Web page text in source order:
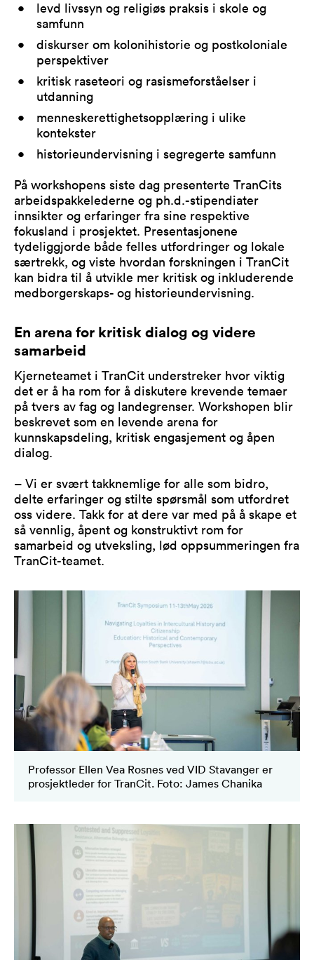
levd livssyn og religiøs praksis i skole og
samfunn
diskurser om kolonihistorie og postkoloniale
perspektiver
kritisk raseteori og rasismeforståelser i
utdanning
menneskerettighetsopplæring i ulike
kontekster
historieundervisning i segregerte samfunn
På workshopens siste dag presenterte TranCits
arbeidspakkelederne og ph.d.-stipendiater
innsikter og erfaringer fra sine respektive
fokusland i prosjektet. Presentasjonene
tydeliggjorde både felles utfordringer og lokale
særtrekk, og viste hvordan forskningen i TranCit
kan bidra til å utvikle mer kritisk og inkluderende
medborgerskaps- og historieundervisning.
En arena for kritisk dialog og videre
samarbeid
Kjerneteamet i TranCit understreker hvor viktig
det er å ha rom for å diskutere krevende temaer
på tvers av fag og landegrenser. Workshopen blir
beskrevet som en levende arena for
kunnskapsdeling, kritisk engasjement og åpen
dialog.
– Vi er svært takknemlige for alle som bidro,
delte erfaringer og stilte spørsmål som utfordret
oss videre. Takk for at dere var med på å skape et
så vennlig, åpent og konstruktivt rom for
samarbeid og utveksling, lød oppsummeringen fra
TranCit-teamet.
Professor Ellen Vea Rosnes ved VID Stavanger er
prosjektleder for TranCit. Foto: James Chanika